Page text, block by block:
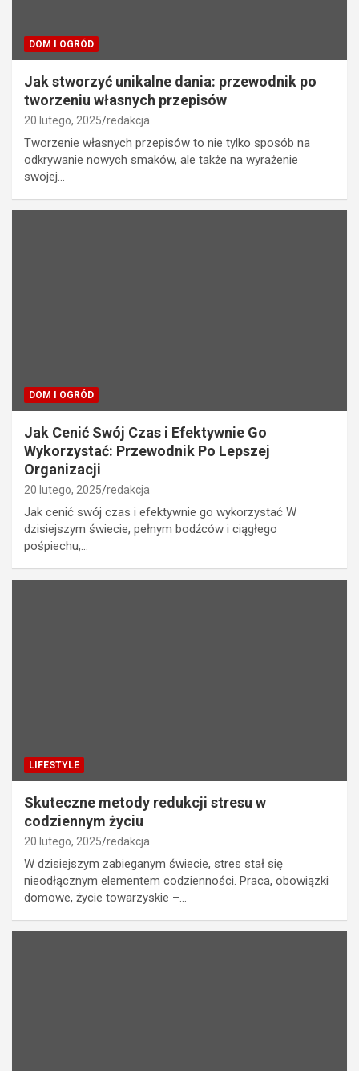
DOM I OGRÓD
Jak stworzyć unikalne dania: przewodnik po
tworzeniu własnych przepisów
20 lutego, 2025 redakcja
Tworzenie własnych przepisów to nie tylko sposób na
odkrywanie nowych smaków, ale także na wyrażenie
swojej…
DOM I OGRÓD
Jak Cenić Swój Czas i Efektywnie Go
Wykorzystać: Przewodnik Po Lepszej
Organizacji
20 lutego, 2025 redakcja
Jak cenić swój czas i efektywnie go wykorzystać W
dzisiejszym świecie, pełnym bodźców i ciągłego
pośpiechu,…
LIFESTYLE
Skuteczne metody redukcji stresu w
codziennym życiu
20 lutego, 2025 redakcja
W dzisiejszym zabieganym świecie, stres stał się
nieodłącznym elementem codzienności. Praca, obowiązki
domowe, życie towarzyskie –…